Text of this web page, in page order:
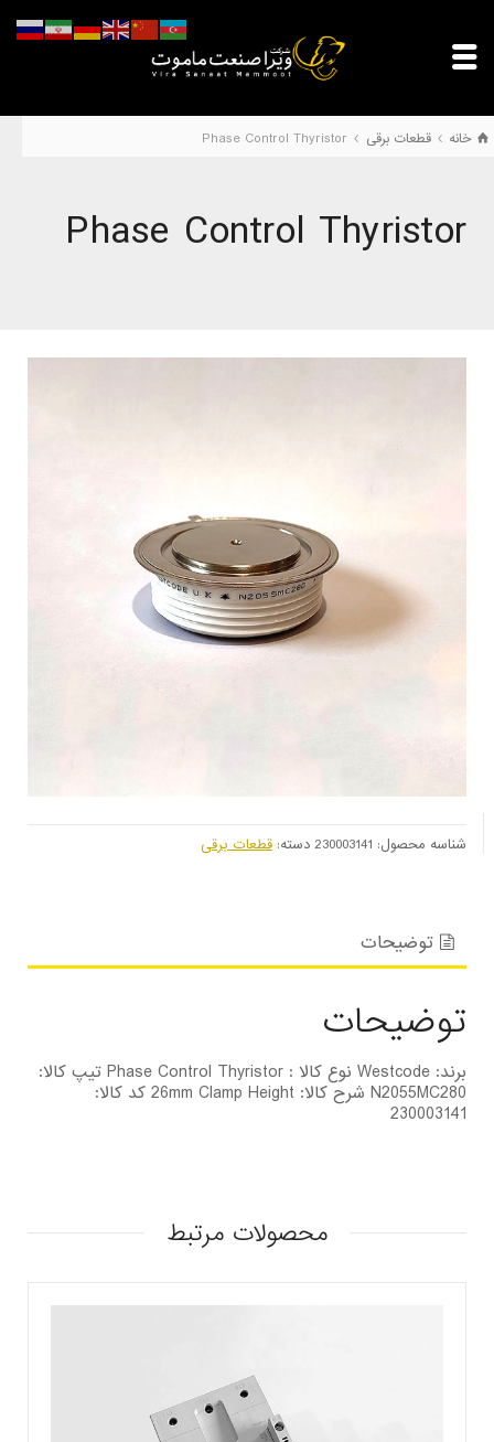
خانه قطعات برقی Phase Control Thyristor
Phase Control Thyristor
شناسه محصول: 230003141 دسته: قطعات برقی
توضیحات
توضیحات
برند: Westcode نوع کالا : Phase Control Thyristor تیپ کالا:
N2055MC280 شرح کالا: 26mm Clamp Height کد کالا:
230003141
محصولات مرتبط